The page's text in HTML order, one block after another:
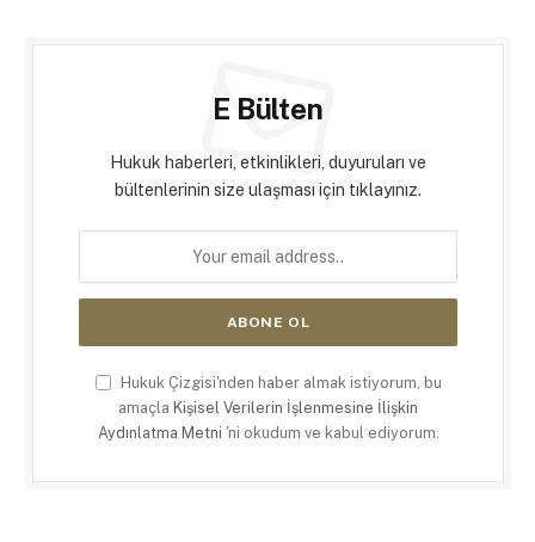
E Bülten
Hukuk haberleri, etkinlikleri, duyuruları ve
bültenlerinin size ulaşması için tıklayınız.
Hukuk Çizgisi'nden haber almak istiyorum, bu
amaçla Kişisel Verilerin İşlenmesine İlişkin
Aydınlatma Metni 'ni okudum ve kabul ediyorum.